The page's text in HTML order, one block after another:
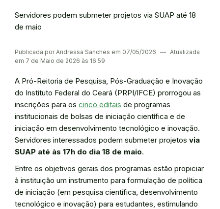
Servidores podem submeter projetos via SUAP até 18
de maio
Publicada por Andressa Sanches em 07/05/2026 ― Atualizada
em 7 de Maio de 2026 às 16:59
A Pró-Reitoria de Pesquisa, Pós-Graduação e Inovação
do Instituto Federal do Ceará (PRPI/IFCE) prorrogou as
inscrições para os cinco editais de programas
institucionais de bolsas de iniciação científica e de
iniciação em desenvolvimento tecnológico e inovação.
Servidores interessados podem submeter projetos via
SUAP até às 17h do dia 18 de maio.
Entre os objetivos gerais dos programas estão propiciar
à instituição um instrumento para formulação de política
de iniciação (em pesquisa científica, desenvolvimento
tecnológico e inovação) para estudantes, estimulando